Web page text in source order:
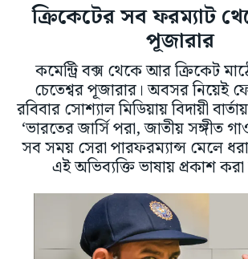
ক্রিকেটের সব ফরম্যাট
পূজারার
কমেন্ট্রি বক্স থেকে আর ক্রিকেট
চেতেশ্বর পূজারার। অবসর নিয়েই
রবিবার সোশ্যাল মিডিয়ায় বিদায়ী
‘ভারতের জার্সি পরা, জাতীয় সঙ্গীত
সব সময় সেরা পারফরম্যান্স মেলে
এই অভিব্যক্তি ভাষায় প্রকাশ